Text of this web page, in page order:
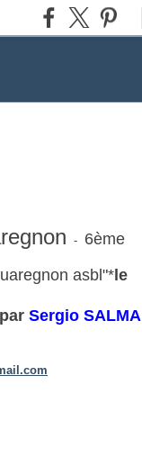
- 6ème
asbl"* le
Sergio SALMA